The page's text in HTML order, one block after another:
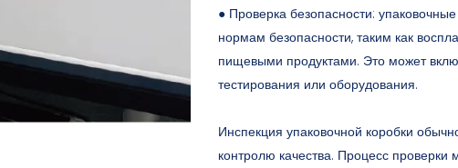
● Проверка безопасности:
нормам безопасности, таким как
пищевыми продуктами. Это может
тестирования или оборудования.
Инспекция упаковочной коробки
контролю качества. Процесс